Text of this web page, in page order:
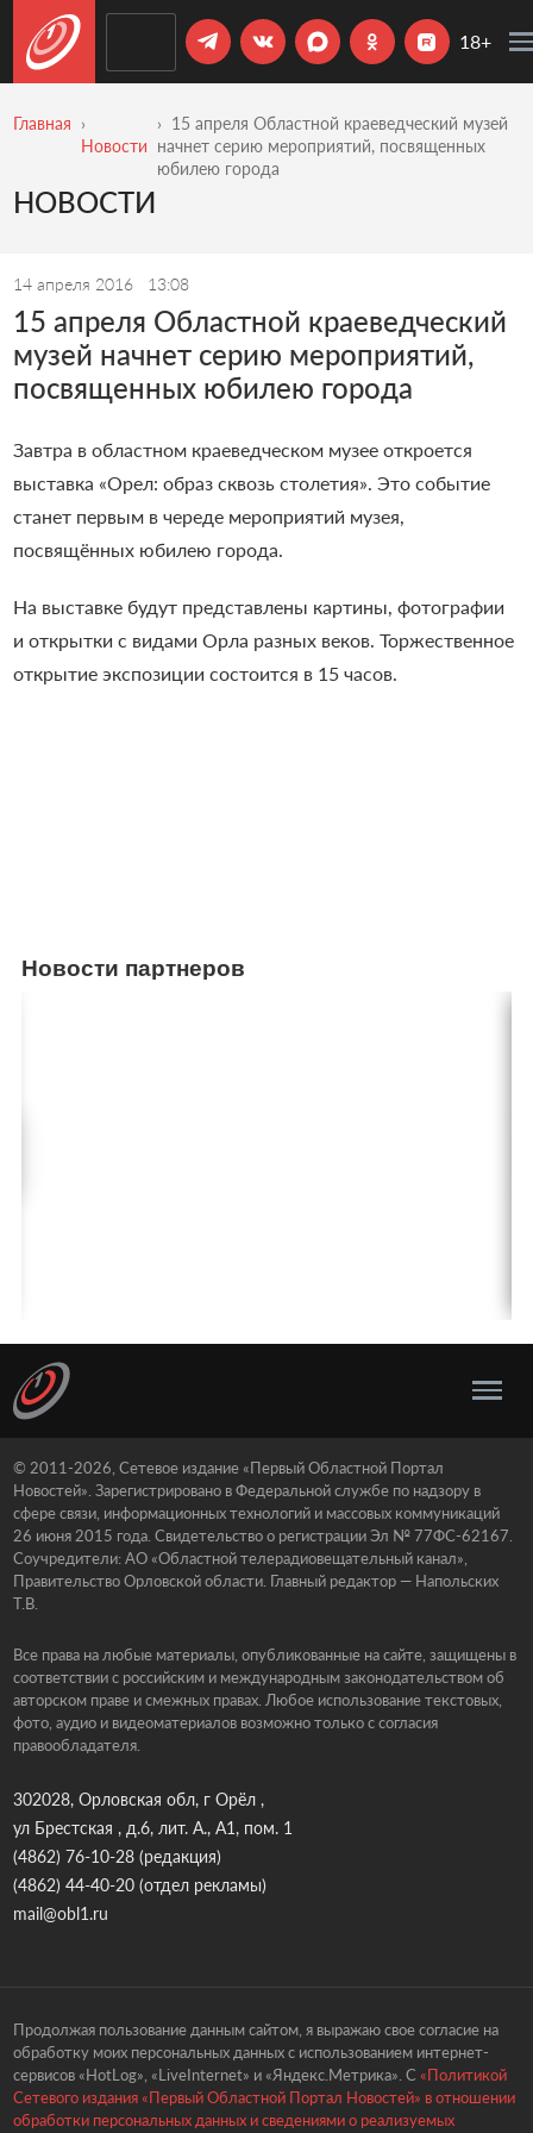
18+
Главная
Новости
15 апреля Областной краеведческий музей
начнет серию мероприятий, посвященных
юбилею города
НОВОСТИ
14 апреля 2016 13:08
15 апреля Областной краеведческий
музей начнет серию мероприятий,
посвященных юбилею города
Завтра в областном краеведческом музее откроется
выставка «Орел: образ сквозь столетия». Это событие
станет первым в череде мероприятий музея,
посвящённых юбилею города.
На выставке будут представлены картины, фотографии
и открытки с видами Орла разных веков. Торжественное
открытие экспозиции состоится в 15 часов.
Новости партнеров
© 2011-2026, Сетевое издание «Первый Областной Портал
Новостей». Зарегистрировано в Федеральной службе по надзору в
сфере связи, информационных технологий и массовых коммуникаций
26 июня 2015 года. Свидетельство о регистрации Эл № 77ФС-62167.
Соучредители: АО «Областной телерадиовещательный канал»,
Правительство Орловской области. Главный редактор — Напольских
Т.В.
Все права на любые материалы, опубликованные на сайте, защищены в
соответствии с российским и международным законодательством об
авторском праве и смежных правах. Любое использование текстовых,
фото, аудио и видеоматериалов возможно только с согласия
правообладателя.
302028, Орловская обл, г Орёл ,
ул Брестская , д.6, лит. А., А1, пом. 1
(4862) 76-10-28(редакция)
(4862) 44-40-20(отдел рекламы)
mail@obl1.ru
Продолжая пользование данным сайтом, я выражаю свое согласие на
обработку моих персональных данных с использованием интернет-
сервисов «HotLog», «LiveInternet» и «Яндекс.Метрика». С «Политикой
Сетевого издания «Первый Областной Портал Новостей» в отношении
обработки персональных данных и сведениями о реализуемых